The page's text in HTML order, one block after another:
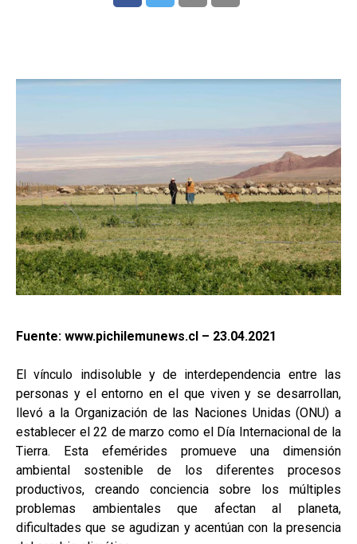
Fuente: www.pichilemunews.cl – 23.04.2021
El vínculo indisoluble y de interdependencia entre las
personas y el entorno en el que viven y se desarrollan,
llevó a la Organización de las Naciones Unidas (ONU) a
establecer el 22 de marzo como el Día Internacional de la
Tierra. Esta efemérides promueve una dimensión
ambiental sostenible de los diferentes procesos
productivos, creando conciencia sobre los múltiples
problemas ambientales que afectan al planeta,
dificultades que se agudizan y acentúan con la presencia